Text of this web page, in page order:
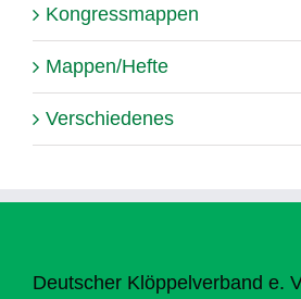
Kongressmappen
Mappen/Hefte
Verschiedenes
Deutscher Klöppelverband e.